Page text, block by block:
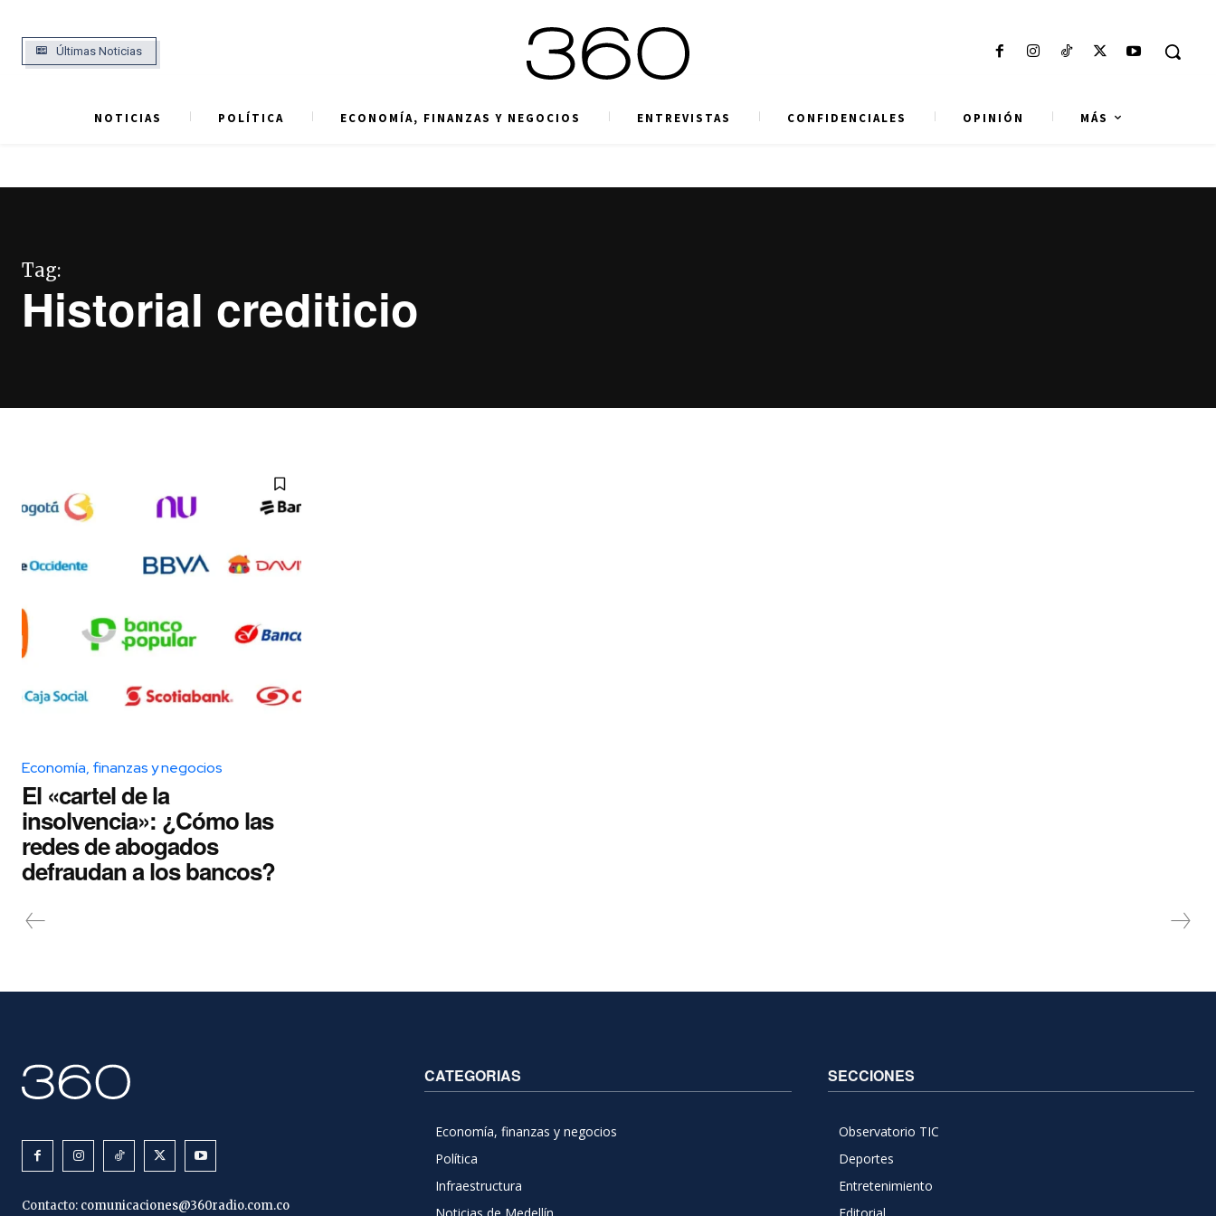
Últimas Noticias
NOTICIAS POLÍTICA ECONOMÍA, FINANZAS Y NEGOCIOS ENTREVISTAS CONFIDENCIALES OPINIÓN MÁS
Tag:
Historial crediticio
Economía, finanzas y negocios
El «cartel de la
insolvencia»: ¿Cómo las
redes de abogados
defraudan a los bancos?
Contacto: comunicaciones@360radio.com.co
CATEGORIAS
Economía, finanzas y negocios
Política
Infraestructura
Noticias de Medellín
SECCIONES
Observatorio TIC
Deportes
Entretenimiento
Editorial